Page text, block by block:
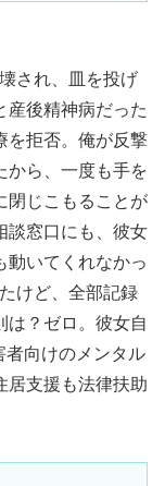
され、皿を投げ
産後精神病だった
を拒否。俺が反撃
から、一度も手を
閉じこもることが
談窓口にも、彼女
動いてくれなかっ
けど、全部記録
は？ゼロ。彼女自
向けのメンタル
居支援も法律扶助